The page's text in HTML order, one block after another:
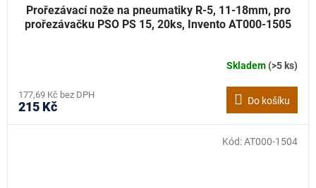
Prořezávací nože na pneumatiky R-5, 11-18mm, pro
prořezávačku PSO PS 15, 20ks, Invento AT000-1505
Skladem(>5 ks)
177,69 Kč bez DPH
215 Kč Do košíku
Kód:AT000-1504